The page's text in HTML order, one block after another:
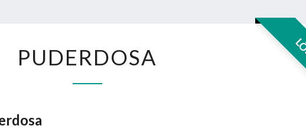
PUDERDOSA